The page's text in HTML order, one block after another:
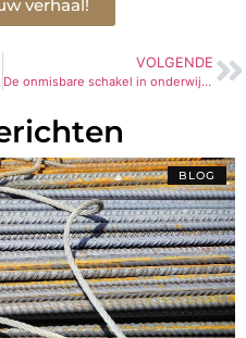
verhaal!
VOLGENDE
De onmisbare schakel in onderwijsplanning: de roostermaker
BLOG